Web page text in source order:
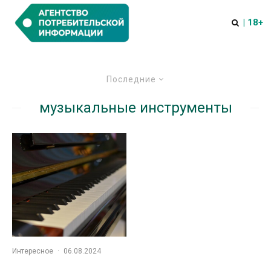
| 18+
Последние
музыкальные инструменты
Интересное · 06.08.2024